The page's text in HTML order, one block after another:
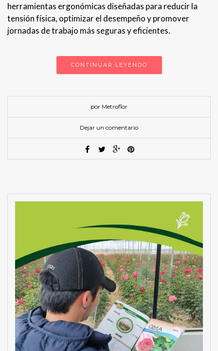
herramientas ergonómicas diseñadas para reducir la
tensión física, optimizar el desempeño y promover
jornadas de trabajo más seguras y eficientes.
CONTINUAR LEYENDO
por Metroflor
Dejar un comentario